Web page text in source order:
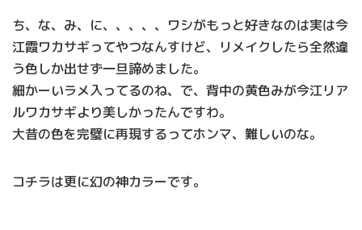
ち、な、み、に、、、、、ワシがもっと好きなのは実は今
江霞ワカサギってやつなんすけど、リメイクしたら全然違
う色しか出せず一旦諦めました。
細かーいラメ入ってるのね、で、背中の黄色みが今江リア
ルワカサギより美しかったんですわ。
大昔の色を完璧に再現するってホンマ、難しいのな。
コチラは更に幻の神カラーです。